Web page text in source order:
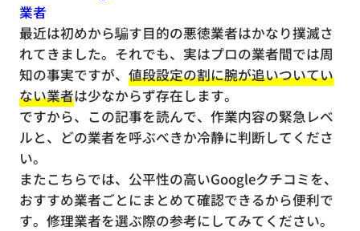
業者
最近は初めから騙す目的の悪徳業者はかなり撲滅さ
れてきました。それでも、実はプロの業者間では周
知の事実ですが、 値段設定の割に腕が追いついてい
ない業者は少なからず存在します。
ですから、この記事を読んで、作業内容の緊急レベ
ルと、どの業者を呼ぶべきか冷静に判断してくださ
い。
またこちらでは、公平性の高いGoogleクチコミを、
おすすめ業者ごとにまとめて確認できるから便利で
す。修理業者を選ぶ際の参考にしてみてください。